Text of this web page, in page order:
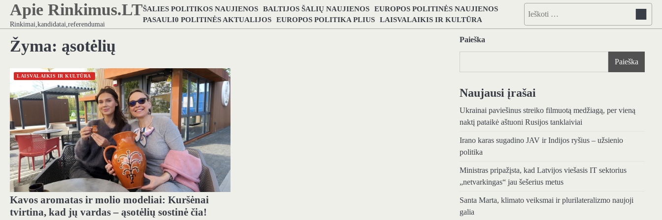
Skip
content
Apie Rinkimus.LT
Rinkimai,kandidatai,referendumai
ŠALIES POLITIKOS NAUJIENOS BALTIJOS ŠALIŲ NAUJIENOS EUROPOS POLITINĖS NAUJIENOS
PASAULI0 POLITINĖS AKTUALIJOS EUROPOS POLITIKA PLIUS LAISVALAIKIS IR KULTŪRA
Ieškoti:
Žyma: ąsotėlių
LAISVALAIKIS IR KULTŪRA
Kavos aromatas ir molio modeliai: Kuršėnai
tvirtina, kad jų vardas – ąsotėlių sostinė čia!
Paieška
Paieška
Naujausi įrašai
Ukrainai paviešinus streiko filmuotą medžiagą, per vieną
naktį pataikė aštuoni Rusijos tanklaiviai
Irano karas sugadino JAV ir Indijos ryšius – užsienio
politika
Ministras pripažįsta, kad Latvijos viešasis IT sektorius
„netvarkingas“ jau šešerius metus
Santa Marta, klimato veiksmai ir plurilateralizmo naujoji
galia